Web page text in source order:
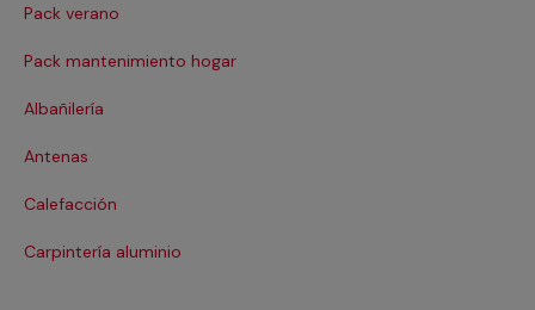
Pack verano
Pack mantenimiento hogar
Albañilería
Antenas
Calefacción
Carpintería aluminio